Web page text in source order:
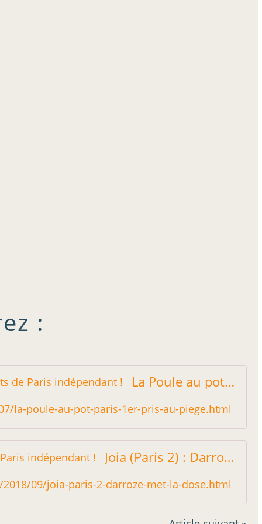
:
La Poule au pot (Paris 1er) : Pris au Piège - Restos sur le Grill - Blog critique des restaurants de Paris indépendant !
la-poule-au-pot-paris-1er-pris-au-piege.html
Joia (Paris 2) : Darroze met la dose ! - Restos sur le Grill - Blog critique des restaurants de Paris indépendant !
09/joia-paris-2-darroze-met-la-dose.html